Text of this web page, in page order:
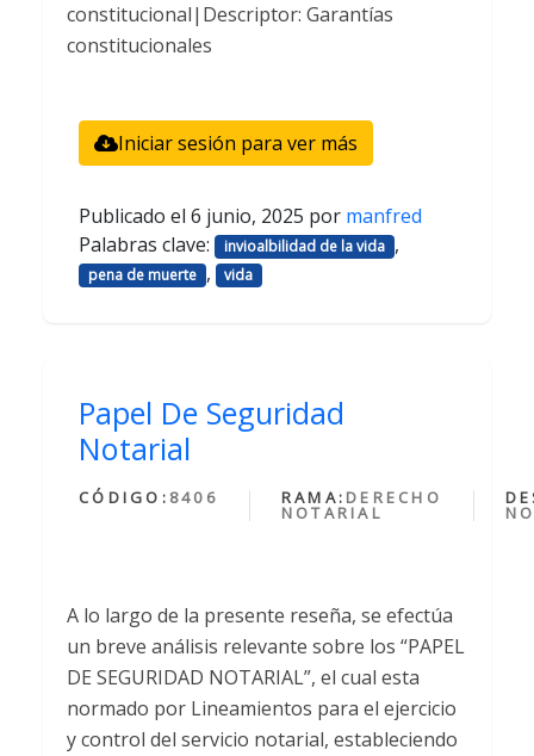
constitucional|Descriptor: Garantías
constitucionales
Iniciar sesión para ver más
Publicado el 6 junio, 2025 por manfred
Palabras clave:
invioalbilidad de la vida ,
pena de muerte , vida
Papel De Seguridad
Notarial
CÓDIGO: 8406 RAMA: DERECHO
NOTARIAL
A lo largo de la presente reseña, se efectúa
un breve análisis relevante sobre los “PAPEL
DE SEGURIDAD NOTARIAL”, el cual esta
normado por Lineamientos para el ejercicio
y control del servicio notarial, estableciendo